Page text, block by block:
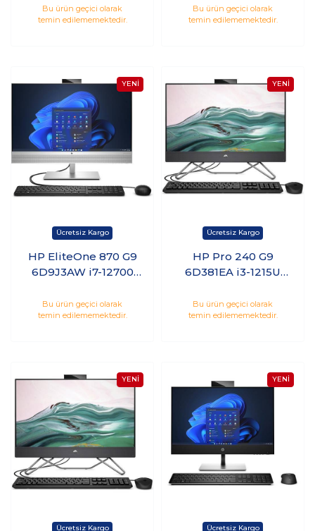
Windows 11 Pro
Bu ürün geçici olarak
temin edilememektedir.
Windows 11 Pro
Bu ürün geçici olarak
temin edilememektedir.
HP EliteOne 870 G9
6D9J3AW i7-12700
Windows 11 Pro
Bu ürün geçici olarak
temin edilememektedir.
HP Pro 240 G9
6D381EA i3-1215U
Freedos
Bu ürün geçici olarak
temin edilememektedir.